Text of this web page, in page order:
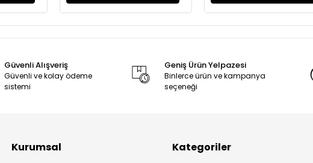
Güvenli Alışveriş
Güvenli ve kolay ödeme
sistemi
Geniş Ürün Yelpazesi
Binlerce ürün ve kampanya
seçeneği
Kurumsal Kategoriler